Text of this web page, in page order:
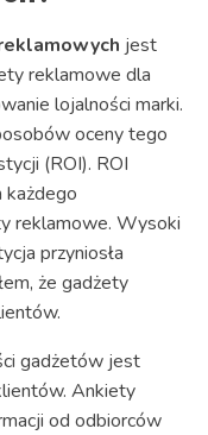
jest
reklamowe dla
lojalności marki.
oceny tego
(ROI). ROI
każdego
reklamowe. Wysoki
przyniosła
że gadżety
gadżetów jest
Ankiety
od odbiorców